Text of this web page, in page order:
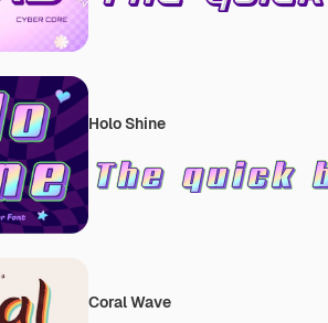
Holo Shine
Coral Wave